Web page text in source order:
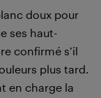
doux pour
ses haut-
confirmé s’il
plus tard.
en charge la